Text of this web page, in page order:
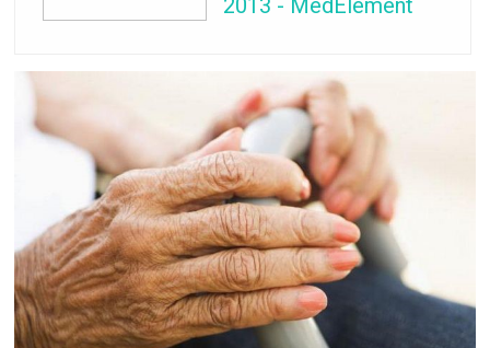
2013 - MedElement